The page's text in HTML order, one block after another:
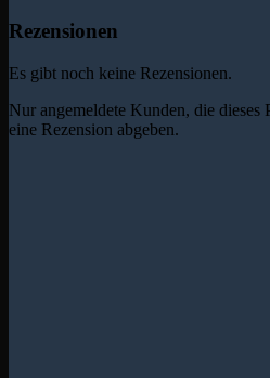
Rezensionen
Es gibt noch keine Rezensionen.
Nur angemeldete Kunden, die dieses
eine Rezension abgeben.